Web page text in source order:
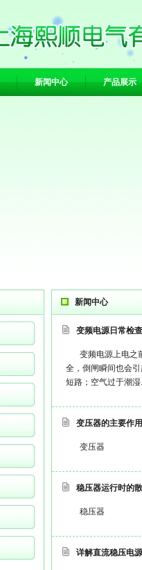
新闻中心 产品展示
新闻中心
变频电源日常检
变频电源上电之
全，倒闸瞬间也会
短路；空气过于潮湿
变压器的主要作
变压器
稳压器运行时的
稳压器
详解直流稳压电